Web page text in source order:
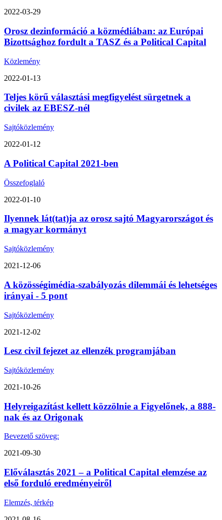
2022-03-29
Orosz dezinformáció a közmédiában: az Európai
Bizottsághoz fordult a TASZ és a Political Capital
Közlemény
2022-01-13
Teljes körű választási megfigyelést sürgetnek a
civilek az EBESZ-nél
Sajtóközlemény
2022-01-12
A Political Capital 2021-ben
Összefoglaló
2022-01-10
Ilyennek lát(tat)ja az orosz sajtó Magyarországot és
a magyar kormányt
Sajtóközlemény
2021-12-06
A közösségimédia-szabályozás dilemmái és lehetséges
irányai - 5 pont
Sajtóközlemény
2021-12-02
Lesz civil fejezet az ellenzék programjában
Sajtóközlemény
2021-10-26
Helyreigazítást kellett közzölnie a Figyelőnek, a 888-
nak és az Origonak
Bevezető szöveg:
2021-09-30
Előválasztás 2021 – a Political Capital elemzése az
első forduló eredményeiről
Elemzés, térkép